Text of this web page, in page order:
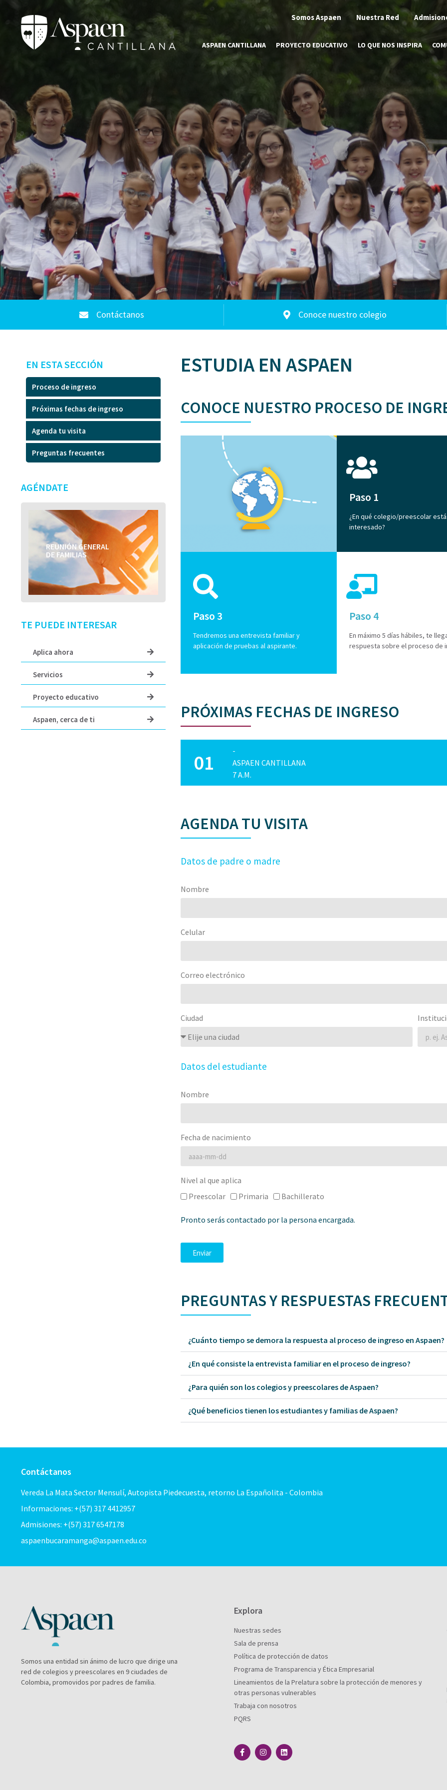
Somos Aspaen Nuestra Red
ASPAEN CANTILLANA PROYECTO EDUCATIVO LO QUE NOS INSPIRA
Contáctanos Conoce nuestro colegio
EN ESTA SECCIÓN
Proceso de ingreso
Próximas fechas de ingreso
Agenda tu visita
Preguntas frecuentes
AGÉNDATE
REUNIÓN GENERAL
DE FAMILIAS
TÍTULO DEL EVENTO
TE PUEDE INTERESAR
Aplica ahora
Servicios
Proyecto educativo
Aspaen, cerca de ti
ESTUDIA EN ASPAEN
CONOCE NUESTRO PROCESO DE
Paso 1
¿En qué colegio/preescolar
interesado?
Paso 3
Tendremos una entrevista familiar y
aplicación de pruebas al aspirante.
Paso 4
En máximo 5 días hábiles, te
respuesta sobre el proceso de
PRÓXIMAS FECHAS DE INGRESO
01
-
ASPAEN CANTILLANA
7 A.M.
AGENDA TU VISITA
Datos de padre o madre
Nombre
Celular
Correo electrónico
Ciudad
Datos del estudiante
Nombre
Fecha de nacimiento
Nivel al que aplica
Preescolar
Primaria Bachillerato
Pronto serás contactado por la persona encargada.
Enviar
PREGUNTAS Y RESPUESTAS
¿Cuánto tiempo se demora la respuesta al proceso de ingreso en Aspaen?
¿En qué consiste la entrevista familiar en el proceso de ingreso?
¿Para quién son los colegios y preescolares de Aspaen?
¿Qué beneficios tienen los estudiantes y familias de Aspaen?
Contáctanos
Vereda La Mata Sector Mensulí, Autopista Piedecuesta, retorno La Españolita - Colombia
Informaciones: +(57) 317 4412957
Admisiones: +(57) 317 6547178
aspaenbucaramanga@aspaen.edu.co
Somos una entidad sin ánimo de lucro que dirige una
red de colegios y preescolares en 9 ciudades de
Colombia, promovidos por padres de familia.
Explora
Nuestras sedes
Sala de prensa
Política de protección de datos
Programa de Transparencia y Ética Empresarial
Lineamientos de la Prelatura sobre la protección de menores y
otras personas vulnerables
Trabaja con nosotros
PQRS